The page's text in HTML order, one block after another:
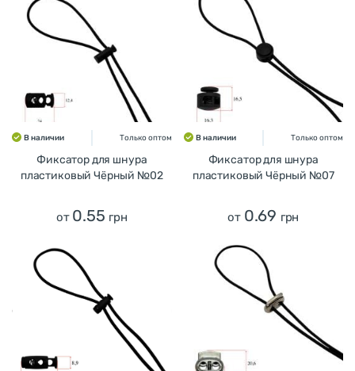
В наличии Только оптом
Фиксатор для шнура
пластиковый Чёрный №02
от 0.55 грн
В наличии Только оптом
Фиксатор для шнура
пластиковый Чёрный №07
от 0.69 грн